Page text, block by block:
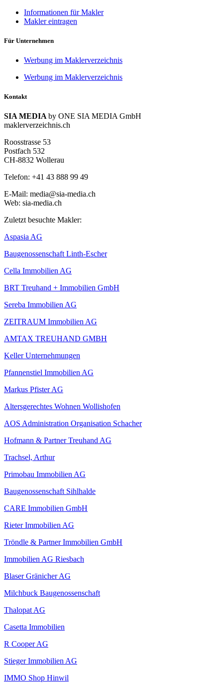
Informationen für Makler
Makler eintragen
Für Unternehmen
Werbung im Maklerverzeichnis
Werbung im Maklerverzeichnis
Kontakt
SIA MEDIA by ONE SIA MEDIA GmbH
maklerverzeichnis.ch
Roosstrasse 53
Postfach 532
CH-8832 Wollerau
Telefon: +41 43 888 99 49
E-Mail: media@sia-media.ch
Web: sia-media.ch
Zuletzt besuchte Makler:
Aspasia AG
Baugenossenschaft Linth-Escher
Cella Immobilien AG
BRT Treuhand + Immobilien GmbH
Sereba Immobilien AG
ZEITRAUM Immobilien AG
AMTAX TREUHAND GMBH
Keller Unternehmungen
Pfannenstiel Immobilien AG
Markus Pfister AG
Altersgerechtes Wohnen Wollishofen
AOS Administration Organisation Schacher
Hofmann & Partner Treuhand AG
Trachsel, Arthur
Primobau Immobilien AG
Baugenossenschaft Sihlhalde
CARE Immobilien GmbH
Rieter Immobilien AG
Tröndle & Partner Immobilien GmbH
Immobilien AG Riesbach
Blaser Gränicher AG
Milchbuck Baugenossenschaft
Thalopat AG
Casetta Immobilien
R Cooper AG
Stieger Immobilien AG
IMMO Shop Hinwil